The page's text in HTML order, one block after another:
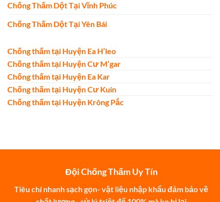
Chống Thấm Dột Tại Vĩnh Phúc
Chống Thấm Dột Tại Yên Bái
Chống thấm tại Huyện Ea H’leo
Chống thấm tại Huyện Cư M’gar
Chống thấm tại Huyện Ea Kar
Chống thấm tại Huyện Cư Kuin
Chống thấm tại Huyện Krông Pắc
Đội Chống Thấm Uy Tín
Tiêu chí nhanh sạch gọn- vật liệu nhập khẩu đảm bảo về